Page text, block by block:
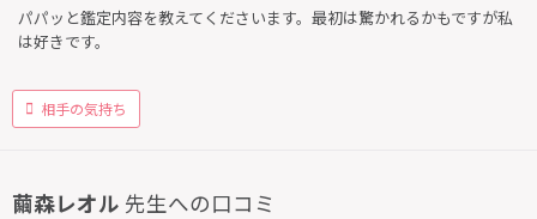
パパッと鑑定内容を教えてくださいます。最初は驚かれるかもですが私
は好きです。
相手の気持ち
繭森レオル 先生への口コミ